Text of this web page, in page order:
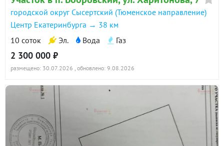
городской округ Сысертский (Тюменское направление)
Центр Екатеринбурга → 38 км
10 соток
Эл. Вода Газ
2 300 000 ₽
размещено: 30.07.2026 , обновлено: 9.08.2026